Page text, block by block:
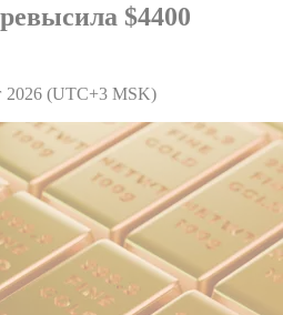
$4400
2026 (UTC+3 MSK)